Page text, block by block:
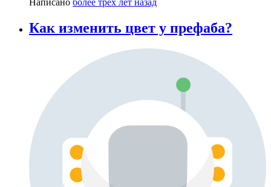
Написано более трёх лет назад
Как изменить цвет у префаба?